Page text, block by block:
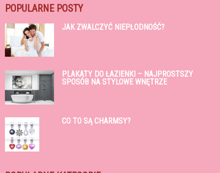
POPULARNE POSTY
JAK ZWALCZYĆ NIEPŁODNOŚĆ?
PLAKATY DO ŁAZIENKI – NAJPROSTSZY
SPOSÓB NA STYLOWE WNĘTRZE
CO TO SĄ CHARMSY?